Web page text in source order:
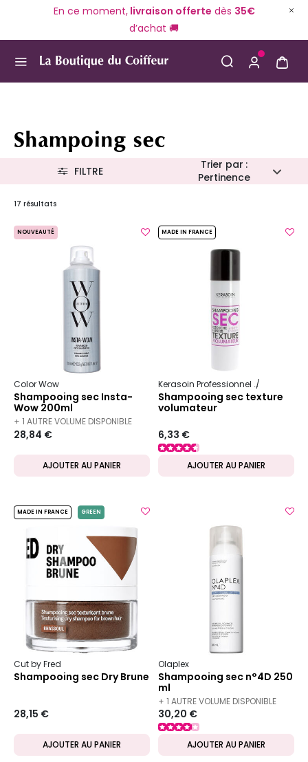
En ce moment,livraison offerte dès 35€
d’achat 🚚
Shampoing sec
Trier par :
Pertinence
FILTRE
17 résultats
NOUVEAUTÉ
Color Wow
Shampooing sec Insta-
Wow 200ml
+ 1 AUTRE VOLUME DISPONIBLE
28,84 €
AJOUTER AU PANIER
MADE IN FRANCE
Kerasoin Professionnel
Shampooing sec texture
volumateur
6,33 €
AJOUTER AU PANIER
MADE IN FRANCE GREEN
Cut by Fred
Shampooing sec Dry Brune
28,15 €
AJOUTER AU PANIER
Olaplex
Shampooing sec n°4D 250
ml
+ 1 AUTRE VOLUME DISPONIBLE
30,20 €
AJOUTER AU PANIER